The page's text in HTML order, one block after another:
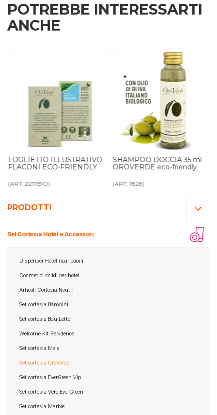
PRODOTTI
Set Cortesia Hotel e Accessori
Dispenser Hotel ricaricabili
Cosmetici solidi per hotel
Articoli Cortesia Neutri
Set cortesia Bambini
Set cortesia Bau-Letto
Welcome Kit Residence
Set cortesia Mela
Set cortesia OroVerde
Set cortesia EverGreen Vip
Set cortesia Vero EverGreen
Set cortesia Marble
POTREBBE INTERESSARTI
ANCHE
FOGLIETTO ILLUSTRATIVO
FLACONI ECO-FRIENDLY
(ART. 2217BIO)
SHAMPOO DOCCIA 35 ml
OROVERDE eco-friendly
(ART. 1828)